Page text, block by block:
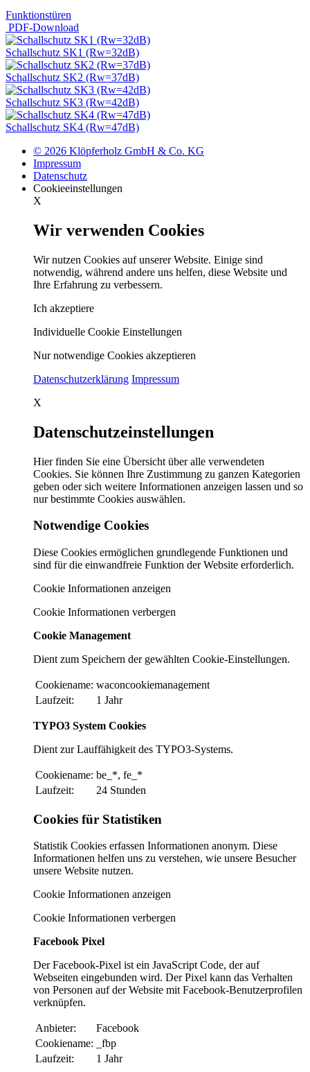
Funktionstüren
PDF-Download
Schallschutz SK1 (Rw=32dB)
Schallschutz SK2 (Rw=37dB)
Schallschutz SK3 (Rw=42dB)
Schallschutz SK4 (Rw=47dB)
© 2026 Klöpferholz GmbH & Co. KG
Impressum
Datenschutz
Cookieeinstellungen
X
Wir verwenden Cookies
Wir nutzen Cookies auf unserer Website. Einige sind
notwendig, während andere uns helfen, diese Website und
Ihre Erfahrung zu verbessern.
Ich akzeptiere
Individuelle Cookie Einstellungen
Nur notwendige Cookies akzeptieren
Datenschutzerklärung Impressum
X
Datenschutzeinstellungen
Hier finden Sie eine Übersicht über alle verwendeten
Cookies. Sie können Ihre Zustimmung zu ganzen Kategorien
geben oder sich weitere Informationen anzeigen lassen und so
nur bestimmte Cookies auswählen.
Notwendige Cookies
Diese Cookies ermöglichen grundlegende Funktionen und
sind für die einwandfreie Funktion der Website erforderlich.
Cookie Informationen anzeigen
Cookie Informationen verbergen
Cookie Management
Dient zum Speichern der gewählten Cookie-Einstellungen.
Cookiename: waconcookiemanagement
Laufzeit:
1 Jahr
TYPO3 System Cookies
Dient zur Lauffähigkeit des TYPO3-Systems.
Cookiename: be_*, fe_*
Laufzeit:
24 Stunden
Cookies für Statistiken
Statistik Cookies erfassen Informationen anonym. Diese
Informationen helfen uns zu verstehen, wie unsere Besucher
unsere Website nutzen.
Cookie Informationen anzeigen
Cookie Informationen verbergen
Facebook Pixel
Der Facebook-Pixel ist ein JavaScript Code, der auf
Webseiten eingebunden wird. Der Pixel kann das Verhalten
von Personen auf der Website mit Facebook-Benutzerprofilen
verknüpfen.
Anbieter:
Facebook
Cookiename:
_fbp
Laufzeit:
1 Jahr